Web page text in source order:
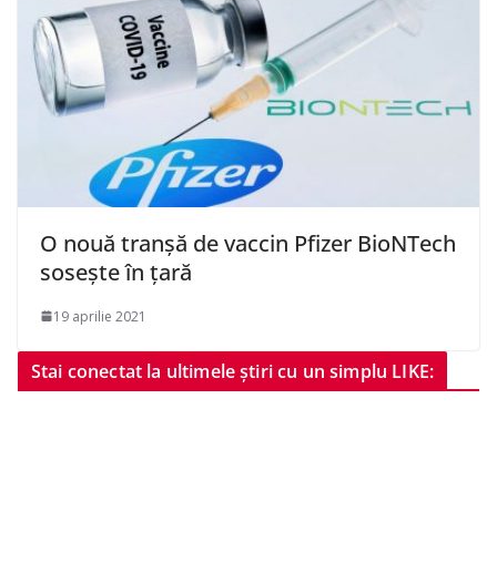
O nouă tranşă de vaccin Pfizer BioNTech
soseşte în ţară
19 aprilie 2021
Stai conectat la ultimele știri cu un simplu LIKE: